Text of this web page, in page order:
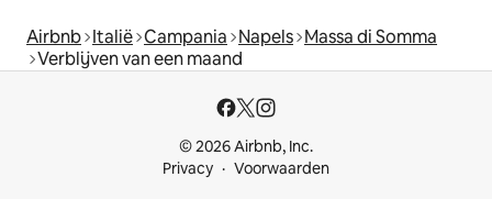
Airbnb Italië Campania Napels Massa di Somma
Verblijven van een maand
© 2026 Airbnb, Inc.
Privacy
Voorwaarden